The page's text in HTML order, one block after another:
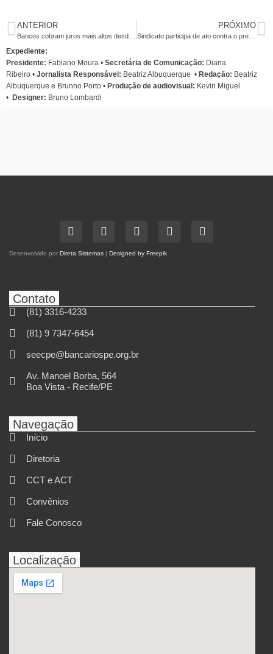
ANTERIOR PRÓXIMO
Sindicato participa de ato contra o presidente da Câmara
Expediente:
Presidente: Fabiano Moura • Secretária de Comunicação: Diana
Ribeiro • Jornalista Responsável: Beatriz Albuquerque • Redação: Beatriz
Albuquerque e Brunno Porto • Produção de audiovisual: Kevin Miguel
• Designer: Bruno Lombardi
Desenvolvido por Direta Sistemas | Designed by Freepik.
Contato
(81) 3316-4233
(81) 9 7347-6454
seecpe@bancariospe.org.br
Av. Manoel Borba, 564
Boa Vista - Recife/PE
Navegação
Início
Diretoria
CCT e ACT
Convênios
Fale Conosco
Localização